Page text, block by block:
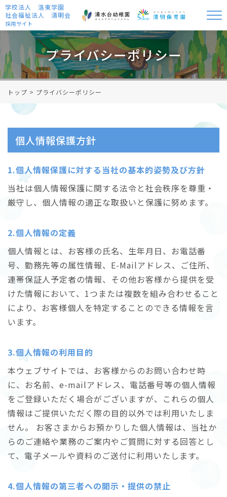
学校法人 洛東学園
社会福祉法人 清明会
採用サイト
プライバシーポリシー
トップ > プライバシーポリシー
個人情報保護方針
1.個人情報保護に対する当社の基本的姿勢及び方針
当社は個人情報保護に関する法令と社会秩序を尊重・
厳守し、個人情報の適正な取扱いと保護に努めます。
2.個人情報の定義
個人情報とは、お客様の氏名、生年月日、お電話番
号、勤務先等の属性情報、E-Mailアドレス、ご住所、
連帯保証人予定者の情報、その他お客様から提供を受
けた情報において、1つまたは複数を組み合わせること
により、お客様個人を特定することのできる情報を言
います。
3.個人情報の利用目的
本ウェブサイトでは、お客様からのお問い合わせ時
に、お名前、e-mailアドレス、電話番号等の個人情報
をご登録いただく場合がございますが、これらの個人
情報はご提供いただく際の目的以外では利用いたしま
せん。 お客さまからお預かりした個人情報は、当社か
らのご連絡や業務のご案内やご質問に対する回答とし
て、電子メールや資料のご送付に利用いたします。
4.個人情報の第三者への開示・提供の禁止